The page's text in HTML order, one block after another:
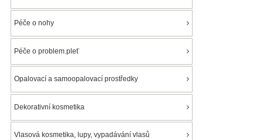
Péče o nohy
Péče o problem.pleť
Opalovací a samoopalovací prostředky
Dekorativní kosmetika
Vlasová kosmetika, lupy, vypadávání vlasů